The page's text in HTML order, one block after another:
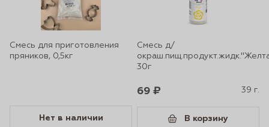
Смесь для приготовления
пряников, 0,5кг
Нет в наличии
Смесь д/
30г
69 ₽ 39 г.
В корзину